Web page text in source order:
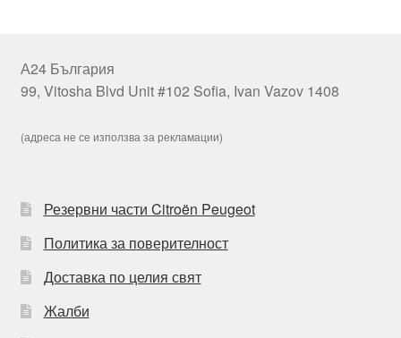
А24 България
99, Vitosha Blvd Unit #102 Sofia, Ivan Vazov 1408
(адреса не се използва за рекламации)
Резервни части Citroën Peugeot
Политика за поверителност
Доставка по целия свят
Жалби